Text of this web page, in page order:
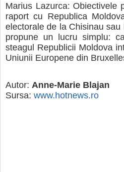
Marius Lazurca: Obiectivele
raport cu Republica
electorale de la Chisinau
propune un lucru simplu:
steagul Republicii Moldova
Uniunii Europene din
Autor: Anne-Marie Blajan
Sursa: www.hotnews.ro